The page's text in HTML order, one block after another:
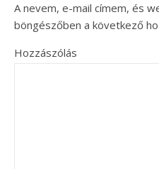
A nevem, e-mail címem, és
böngészőben a következő
Hozzászólás